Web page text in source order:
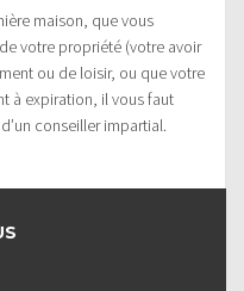
maison, que vous
votre propriété (votre avoir
ou de loisir, ou que votre
à expiration, il vous faut
conseiller impartial.